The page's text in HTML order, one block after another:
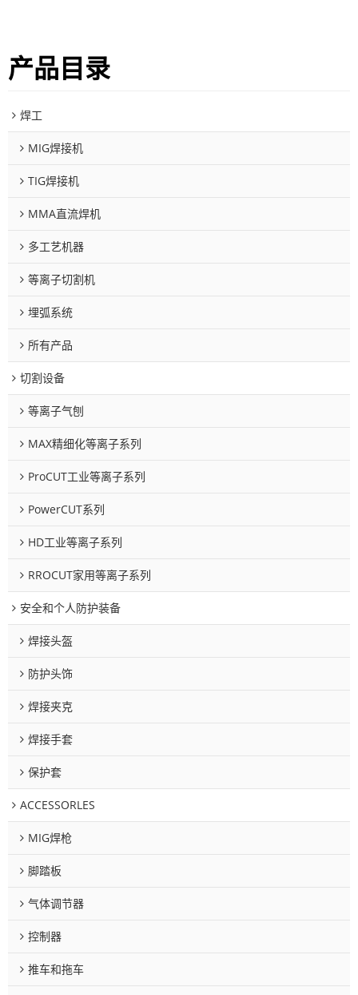
产品目录
焊工
MIG焊接机
TIG焊接机
MMA直流焊机
多工艺机器
等离子切割机
埋弧系统
所有产品
切割设备
等离子气刨
MAX精细化等离子系列
ProCUT工业等离子系列
PowerCUT系列
HD工业等离子系列
RROCUT家用等离子系列
安全和个人防护装备
焊接头盔
防护头饰
焊接夹克
焊接手套
保护套
ACCESSORLES
MIG焊枪
脚踏板
气体调节器
控制器
推车和拖车